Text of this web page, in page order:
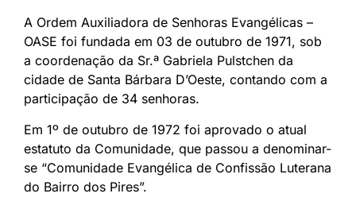
A Ordem Auxiliadora de Senhoras Evangélicas –
OASE foi fundada em 03 de outubro de 1971, sob
a coordenação da Sr.ª Gabriela Pulstchen da
cidade de Santa Bárbara D’Oeste, contando com a
participação de 34 senhoras.
Em 1º de outubro de 1972 foi aprovado o atual
estatuto da Comunidade, que passou a denominar-
se “Comunidade Evangélica de Confissão Luterana
do Bairro dos Pires”.